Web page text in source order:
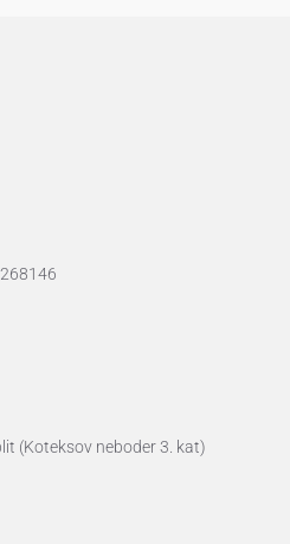
(Koteksov neboder 3. kat)